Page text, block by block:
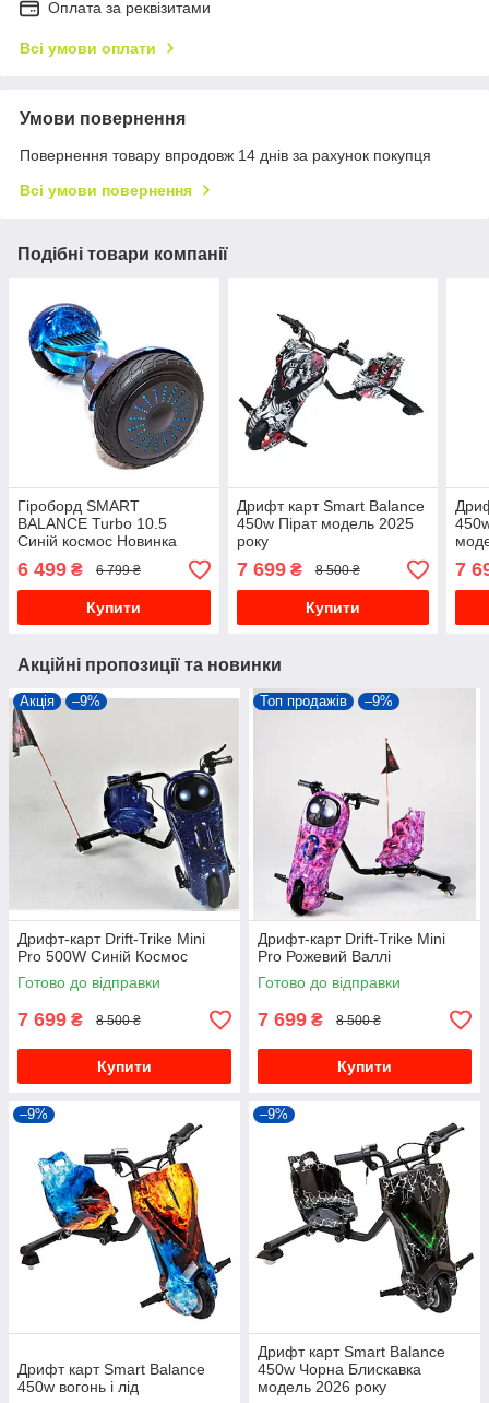
Оплата за реквізитами
Всі умови оплати
Умови повернення
Повернення товару впродовж 14 днів за рахунок покупця
Всі умови повернення
Подібні товари компанії
Гіроборд SMART
BALANCE Turbo 10.5
Синій космос Новинка
2025 року
6 499 ₴ 6 799 ₴
Купити
Дрифт карт Smart Balance
450w Пірат модель 2025
року
7 699₴ 8 500 ₴
Купити
7
Акційні пропозиції та новинки
Акція –9%
Дрифт-карт Drift-Trike Mini
Pro 500W Синій Космос
Готово до відправки
7 699 ₴ 8 500 ₴
Купити
Топ продажів –9%
Дрифт-карт Drift-Trike Mini
Pro Рожевий Валлі
Готово до відправки
7 699 ₴ 8 500 ₴
Купити
–9%
Дрифт карт Smart Balance
450w вогонь і лід
–9%
Дрифт карт Smart Balance
450w Чорна Блискавка
модель 2026 року